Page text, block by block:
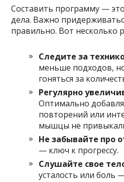
Составить программу —
дела. Важно
правильно. Вот несколько
Следите за
меньше подходов,
гоняться за
Регулярно
Оптимально
повторений или
мышцы не
Не забывайте про
— ключ к прогрессу.
Слушайте свое
усталость или боль